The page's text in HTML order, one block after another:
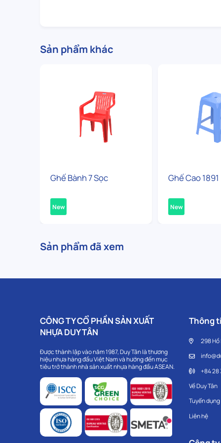
Sản phẩm khác
Ghế Bành 7 Sọc
New
Ghế Cao 1891
New
Sản phẩm đã xem
CÔNG TY CỔ PHẦN SẢN XUẤT
NHỰA DUY TÂN
Được thành lập vào năm 1987, Duy Tân là thương
hiệu nhựa hàng đầu Việt Nam và hướng đến mục
tiêu trở thành nhà sản xuất nhựa hàng đầu ASEAN.
Thông
298 Hồ
+84 28
Về Duy Tân
Tuyển dụng
Liên hệ